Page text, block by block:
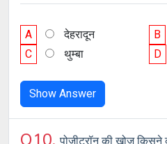
A देहरादून B
C
थुम्बा D
Show Answer
पोजीट्रॉन की खोज किसने